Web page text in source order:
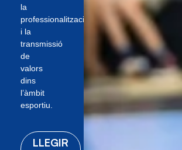
la
professionalització
i la
transmissió
de
valors
dins
l’àmbit
esportiu.
LLEGIR